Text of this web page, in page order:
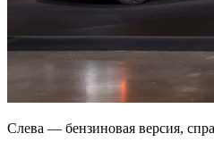
Слева — бензиновая версия,